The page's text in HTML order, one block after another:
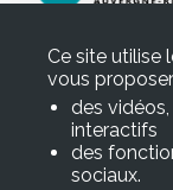
Ce site utilise
vous
des
interactifs
des
sociaux.